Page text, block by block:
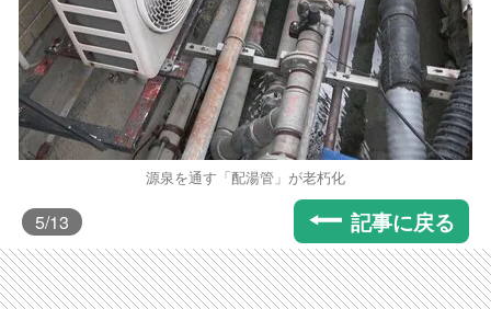
源泉を通す「配湯管」が老朽化
5/13 記事に戻る